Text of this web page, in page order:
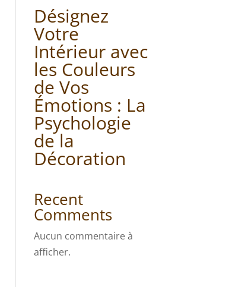
Désignez
Votre
Intérieur avec
les Couleurs
de Vos
Émotions : La
Psychologie
de la
Décoration
Recent
Comments
Aucun commentaire à
afficher.